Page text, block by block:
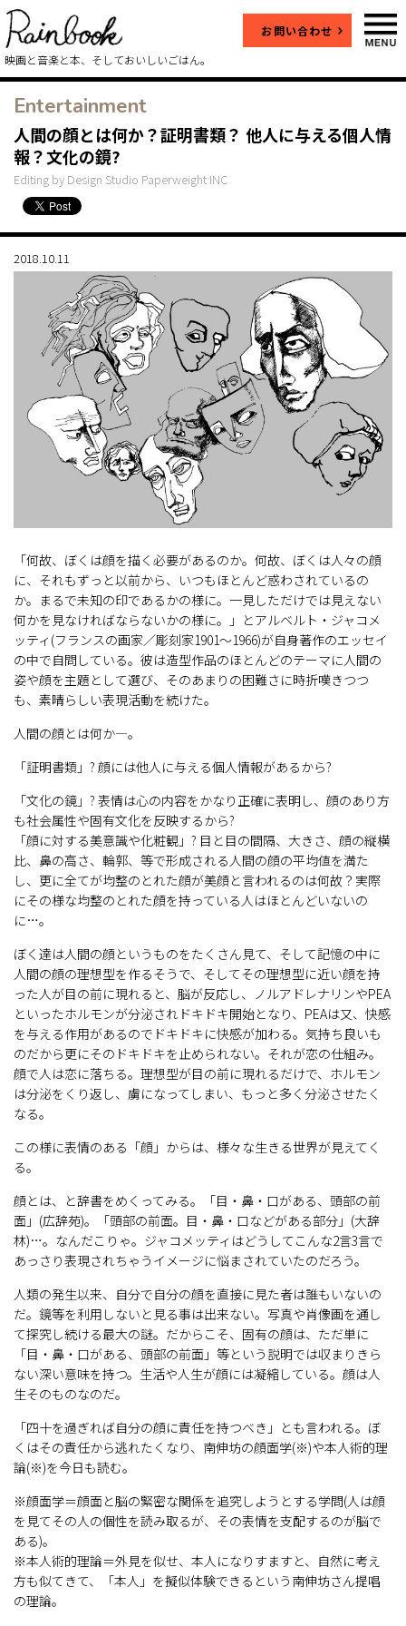
映画と音楽と本、そしておいしいごはん。
お問い合わせ
Entertainment
人間の顔とは何か？証明書類？ 他人に与える個人情
報？文化の鏡?
Editing by Design Studio Paperweight INC
2018.10.11
「何故、ぼくは顔を描く必要があるのか。何故、ぼくは人々の顔
に、それもずっと以前から、いつもほとんど惑わされているの
か。まるで未知の印であるかの様に。一見しただけでは見えない
何かを見なければならないかの様に。」とアルベルト・ジャコメ
ッティ(フランスの画家／彫刻家1901～1966)が自身著作のエッセイ
の中で自問している。彼は造型作品のほとんどのテーマに人間の
姿や顔を主題として選び、そのあまりの困難さに時折嘆きつつ
も、素晴らしい表現活動を続けた。
人間の顔とは何か―。
「証明書類」? 顔には他人に与える個人情報があるから?
「文化の鏡」? 表情は心の内容をかなり正確に表明し、顔のあり方
も社会属性や固有文化を反映するから?
「顔に対する美意識や化粧観」? 目と目の間隔、大きさ、顔の縦横
比、鼻の高さ、輪郭、等で形成される人間の顔の平均値を満た
し、更に全てが均整のとれた顔が美顔と言われるのは何故？実際
にその様な均整のとれた顔を持っている人はほとんどいないの
に…。
ぼく達は人間の顔というものをたくさん見て、そして記憶の中に
人間の顔の理想型を作るそうで、そしてその理想型に近い顔を持
った人が目の前に現れると、脳が反応し、ノルアドレナリンやPEA
といったホルモンが分泌されドキドキ開始となり、PEAは又、快感
を与える作用があるのでドキドキに快感が加わる。気持ち良いも
のだから更にそのドキドキを止められない。それが恋の仕組み。
顔で人は恋に落ちる。理想型が目の前に現れるだけで、ホルモン
は分泌をくり返し、虜になってしまい、もっと多く分泌させたく
なる。
この様に表情のある「顔」からは、様々な生きる世界が見えてく
る。
顔とは、と辞書をめくってみる。「目・鼻・口がある、頭部の前
面」(広辞苑)。「頭部の前面。目・鼻・口などがある部分」(大辞
林)…。なんだこりゃ。ジャコメッティはどうしてこんな2言3言で
あっさり表現されちゃうイメージに悩まされていたのだろう。
人類の発生以来、自分で自分の顔を直接に見た者は誰もいないの
だ。鏡等を利用しないと見る事は出来ない。写真や肖像画を通し
て探究し続ける最大の謎。だからこそ、固有の顔は、ただ単に
「目・鼻・口がある、頭部の前面」等という説明では収まりきら
ない深い意味を持つ。生活や人生が顔には凝縮している。顔は人
生そのものなのだ。
「四十を過ぎれば自分の顔に責任を持つべき」とも言われる。ぼ
くはその責任から逃れたくなり、南伸坊の顔面学(※)や本人術的理
論(※)を今日も読む。
※顔面学＝顔面と脳の緊密な関係を追究しようとする学問(人は顔
を見てその人の個性を読み取るが、その表情を支配するのが脳で
ある)。
※本人術的理論＝外見を似せ、本人になりすますと、自然に考え
方も似てきて、「本人」を擬似体験できるという南伸坊さん提唱
の理論。